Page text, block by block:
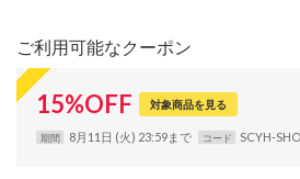
ご利用可能なクーポン
15%OFF 対象商品を見る
期間 8月11日 (火) 23:59まで コード SCYH-